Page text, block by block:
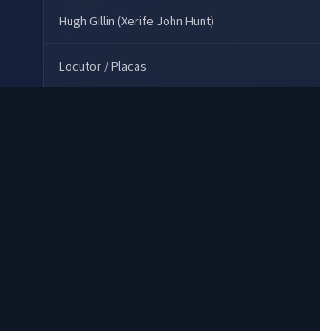
Hugh Gillin (Xerife John Hunt)
Locutor / Placas